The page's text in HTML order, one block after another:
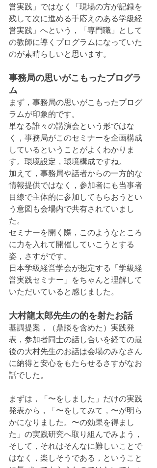
営実践」ではなく「現場の方が記録を
残して次に進める手応えのある学級経
営実践」へという，「専門職」として
の教師に導くプログラムになっていた
のが素晴らしいと思います。
事務局の思いがこもったプログラ
ム
まず，事務局の思いがこもったプログ
ラムが印象的です。
単なる誰々の講演会という形ではな
く，事務局がこのセミナーを企画構成
しているということがよくわかりま
す。環境設定，環境構成ですね。
加えて，事務局や話者からの一方的な
情報提供ではなく，参加者にも当事者
目線で主体的に参加してもらおうとい
う意図も会場内で共有されていまし
た。
セミナーを開く際，このようなところ
に力を入れて開催していこうとする
姿，さすがです。
日本学級経営学会が想定する「学級経
営実践セミナー」をちゃんと理解して
いただいていると感じました。
大村龍太郎先生の的を射たお話
基調提案，（鼎談を含めた）実践発
表，参加者同士の話し合いを経ての最
後の大村先生のお話は会場のみなさん
に納得と安心をもたらせるさすがなお
話でした。
まずは，「〜をしました」だけの実践
発表から，「〜をしてみて，〜が明ら
かになりました。〜の効果を得まし
た」の実践研究へ取り組んでみよう，
そして，それはそんなに難しいことで
はなく，楽しそうである，ということ